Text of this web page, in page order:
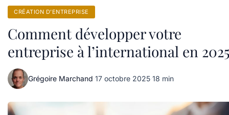
CRÉATION D’ENTREPRISE
Comment développer votre
entreprise à l’international en
Grégoire Marchand·17 octobre 2025·18 min